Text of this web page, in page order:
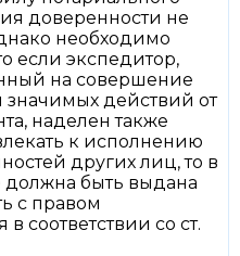
доверенности не
необходимо
если экспедитор,
на совершение
действий от
наделен также
к исполнению
других лиц, то в
должна быть выдана
с правом
соответствии со ст.